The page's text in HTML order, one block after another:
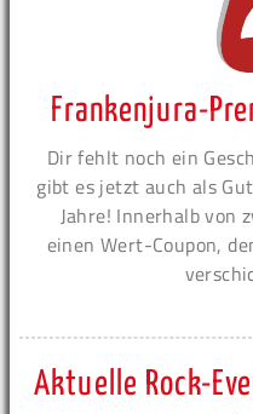
Frankenjura-
Dir fehlt noch ein
gibt es jetzt auch als
Jahre! Innerhalb von
einen Wert-Coupon,
Aktuelle Rock-